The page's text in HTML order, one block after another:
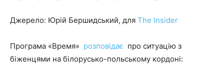
Джерело: Юрій Бершидський, для The Insider
Програма «Время» розповідає про ситуацію з
біженцями на білорусько-польському кордоні: